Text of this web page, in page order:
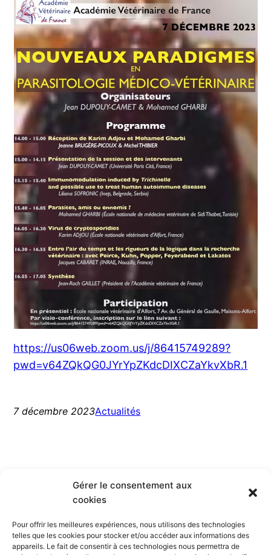
Gérer le consentement aux
cookies
Pour offrir les meilleures expériences, nous utilisons des technologies
telles que les cookies pour stocker et/ou accéder aux informations des
appareils. Le fait de consentir à ces technologies nous permettra de
https://us06web.zoom.us/j/86415749289?
pwd=v64ZQkQG0JYrYpZKdcDIXCZaYkvXbR.1
7 décembre 2023Actualités
Société Française de
Parasitologie